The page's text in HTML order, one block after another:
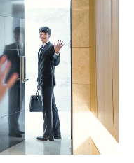
우리 집 서열 중 가장
루였다. 며칠 뒤, 퇴근길에
는데 점심밥 좀
부탁하고 볼일을 보러
의문을 품으며 집에